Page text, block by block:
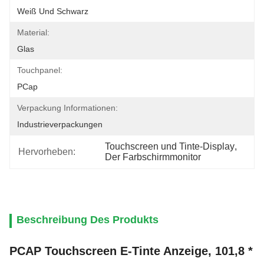
Weiß Und Schwarz
Material:
Glas
Touchpanel:
PCap
Verpackung Informationen:
Industrieverpackungen
Hervorheben:
Touchscreen und Tinte-Display,
Der Farbschirmmonitor
Beschreibung Des Produkts
PCAP Touchscreen E-Tinte Anzeige, 101,8 *